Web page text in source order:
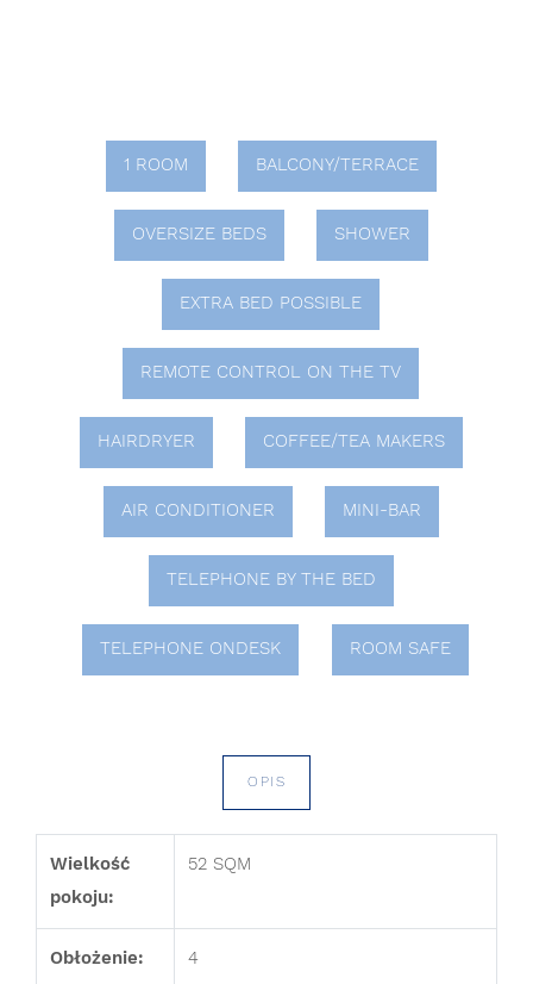
1 ROOM BALCONY/TERRACE
OVERSIZE BEDS SHOWER
EXTRA BED POSSIBLE
REMOTE CONTROL ON THE TV
HAIRDRYER COFFEE/TEA MAKERS
AIR CONDITIONER MINI-BAR
TELEPHONE BY THE BED
TELEPHONE ONDESK ROOM SAFE
OPIS
Wielkość
pokoju:
52 SQM
Obłożenie: 4